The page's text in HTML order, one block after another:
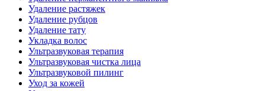
Удаление растяжек
Удаление рубцов
Удаление тату
Укладка волос
Ультразвуковая терапия
Ультразвуковая чистка лица
Ультразвуковой пилинг
Уход за кожей